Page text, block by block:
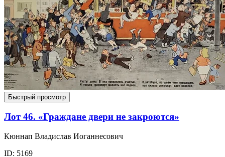
Быстрый просмотр
Лот 46. «Граждане двери не закроются»
Кюннап Владислав Иоганнесович
ID: 5169